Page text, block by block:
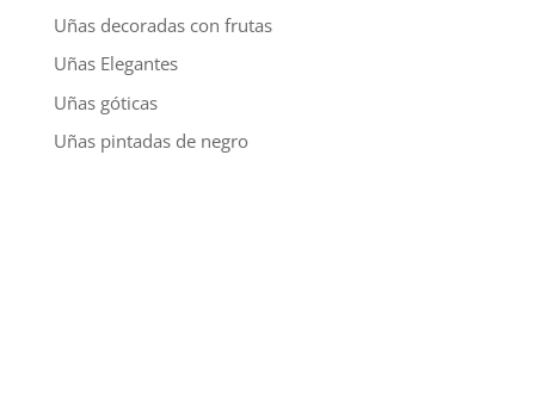
Uñas decoradas con frutas
Uñas Elegantes
Uñas góticas
Uñas pintadas de negro